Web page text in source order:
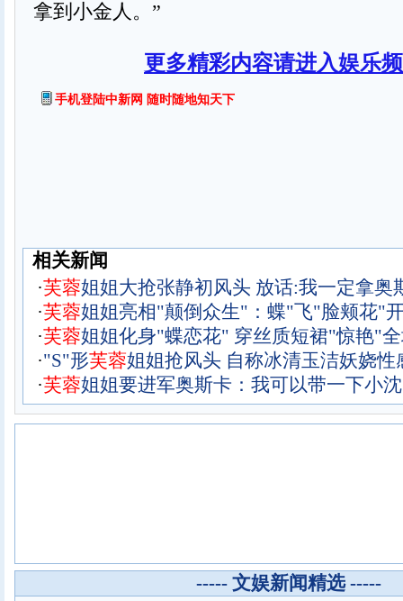
拿到小金人。”
更多精彩内容请进入娱乐
手机登陆中新网 随时随地知天下
相关新闻
·芙蓉姐姐大抢张静初风头 放话:我一定拿奥
·芙蓉姐姐亮相"颠倒众生"：蝶"飞"脸颊花"
·芙蓉姐姐化身"蝶恋花" 穿丝质短裙"惊艳"
·"S"形芙蓉姐姐抢风头 自称冰清玉洁妖娆性
·芙蓉姐姐要进军奥斯卡：我可以带一下小
----- 文娱新闻精选 -----